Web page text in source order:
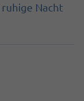
Nacht